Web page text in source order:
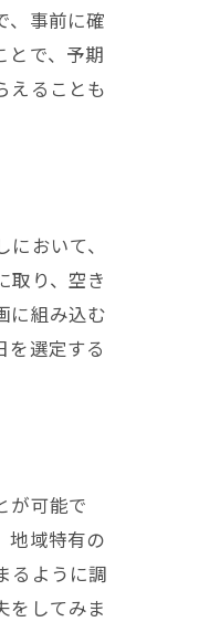
、事前に確
とで、予期
えることも
おいて、
取り、空き
に組み込む
を選定する
が可能で
地域特有の
るように調
をしてみま